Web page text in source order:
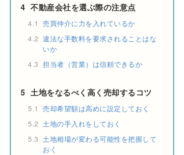
4 不動産会社を選ぶ際の注意点
4.1 売買仲介に力を入れているか
4.2 違法な手数料を要求されることはな
いか
4.3 担当者（営業）は信頼できるか
5 土地をなるべく高く売却するコツ
5.1 売却希望額は高めに設定しておく
5.2 土地の手入れをしておく
5.3 土地相場が変わる可能性を把握して
おく